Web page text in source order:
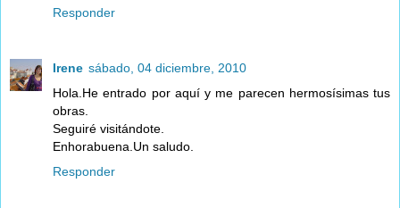
Responder
Irene sábado, 04 diciembre, 2010
Hola.He entrado por aquí y me parecen hermosísimas tus
obras.
Seguiré visitándote.
Enhorabuena.Un saludo.
Responder